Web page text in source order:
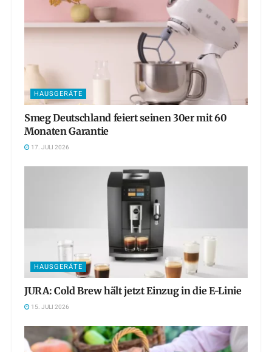
HAUSGERÄTE
Smeg Deutschland feiert seinen 30er mit 60
Monaten Garantie
17. JULI 2026
HAUSGERÄTE
JURA: Cold Brew hält jetzt Einzug in die E-Linie
15. JULI 2026